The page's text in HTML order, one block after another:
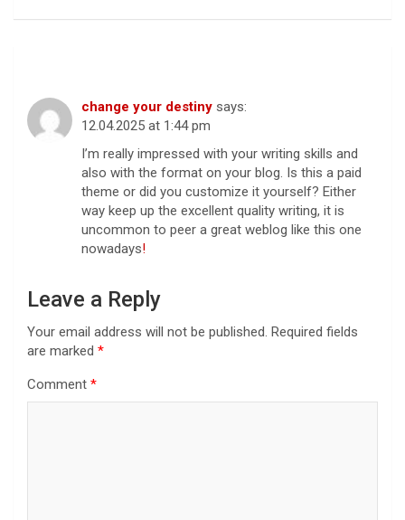
change your destiny says:
12.04.2025 at 1:44 pm
I’m really impressed with your writing skills and
also with the format on your blog. Is this a paid
theme or did you customize it yourself? Either
way keep up the excellent quality writing, it is
uncommon to peer a great weblog like this one
nowadays!
Leave a Reply
Your email address will not be published. Required fields
are marked *
Comment *